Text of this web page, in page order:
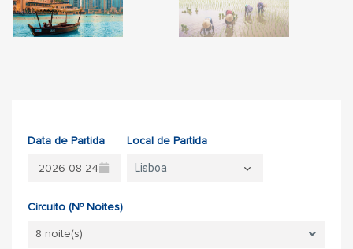
Data de Partida Local de Partida
Lisboa
Circuito (Nº Noites)